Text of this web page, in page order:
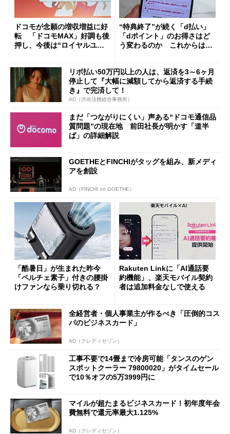
ドコモが念願の増収増益に好
転 「ドコモMAX」好調も後
押し、今後は“ロイヤルユー
“特典終了”が続く「d払い」
「dポイント」のお得さはど
う変わるのか これからは
リボ払い50万円以上の人は、返済を3～6ヶ月
停止して『大幅に減額してから返済する手続
き』で完済して！
AD（渋谷法務総合事務所）
まだ「つながりにくい」声ある“ドコモ通信品
質問題”の現在地 前田社長が明かす「道半
ば」の詳細解説
GOETHEとFINCHIがタッグを組み、新メディ
アを創設
AD（FINCHI on GOETHE）
「酷暑日」が生まれた昨今
「ペルチェ素子」付きの腰掛
けファンなら乗り切れる？
Rakuten Linkに「AI通話要
約機能」、楽天モバイル契約
者は追加料金なしで使える
全経営者・個人事業主が作るべき「圧倒的コス
パのビジネスカード」
AD（クレディセゾン）
工事不要で14畳まで冷房可能「タンスのゲン
スポットクーラー 79800020」がタイムセール
で10％オフの5万3999円に
マイルが超たまるビジネスカード！初年度年会
費無料で還元率最大1.125%
AD（クレディセゾン）